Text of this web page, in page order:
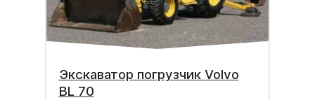
Экскаватор погрузчик Volvo
BL 70